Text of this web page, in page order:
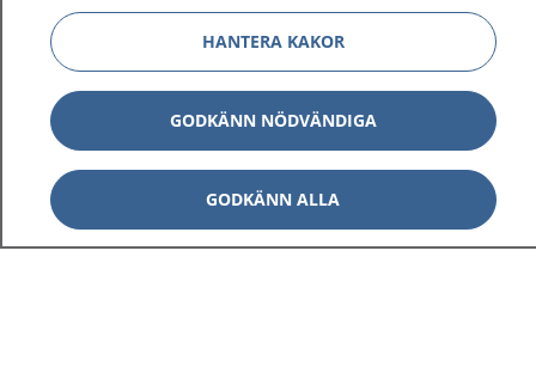
1177 på flera språk
Om 1177 Visa
Kontakt Visa
HANTERA KAKOR
GODKÄNN NÖDVÄNDIGA
GODKÄNN ALLA